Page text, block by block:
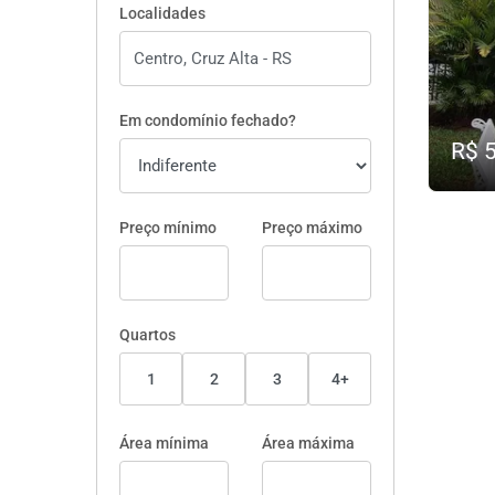
Localidades
Em condomínio fechado?
Preço mínimo Preço máximo
Quartos
1 2 3 4+
Área mínima Área máxima
R$